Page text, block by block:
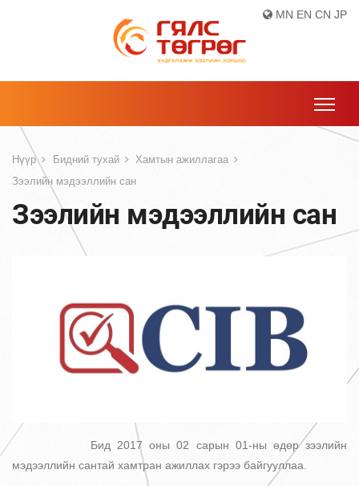
MN EN CN JP
Нүүр Бидний тухай
Хамтын ажиллагаа
Зээлийн мэдээллийн сан
Зээлийн мэдээллийн сан
Бид 2017 оны 02 сарын 01-ны өдөр зээлийн
мэдээллийн сантай хамтран ажиллах гэрээ байгууллаа.